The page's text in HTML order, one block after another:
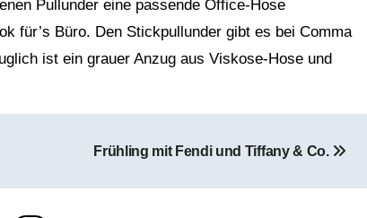
Pullunder eine passende Office-Hose
für’s Büro. Den Stickpullunder gibt es bei Comma
ist ein grauer Anzug aus Viskose-Hose und
Frühling mit Fendi und Tiffany & Co.